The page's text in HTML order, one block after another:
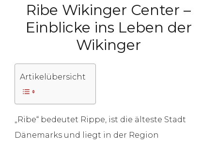
Ribe Wikinger Center –
Einblicke ins Leben der
Wikinger
Artikelübersicht
„Ribe“ bedeutet Rippe, ist die älteste Stadt
Dänemarks und liegt in der Region